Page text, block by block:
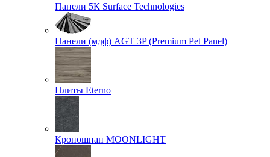
Панели 5К Surface Technologies
Панели (мдф) AGT 3P (Premium Pet Panel)
Плиты Eterno
Кроношпан MOONLIGHT